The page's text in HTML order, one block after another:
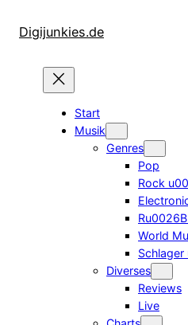
InhaltDigijunkies.de
Start
Musik
Genres
Pop
Rock
World
Diverses
Reviews
Live